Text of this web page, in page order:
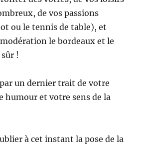
de vos passions
ou le tennis de table), et
le bordeaux et le
!
un dernier trait de votre
humour et votre sens de la
à cet instant la pose de la